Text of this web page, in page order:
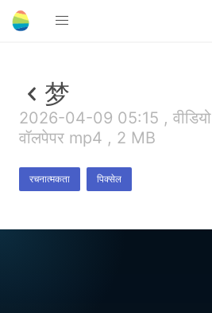
梦
2026-04-09 05:15 , वीडियो
वॉलपेपर mp4 , 2 MB
रचनात्मकता पिक्सेल